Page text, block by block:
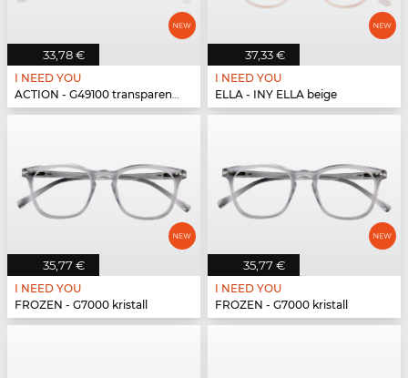
33,78 €
I NEED YOU
ACTION - G49100 transparent matt
37,33 €
I NEED YOU
ELLA - INY ELLA beige
35,77 €
I NEED YOU
FROZEN - G7000 kristall
35,77 €
I NEED YOU
FROZEN - G7000 kristall